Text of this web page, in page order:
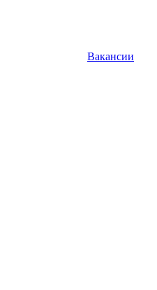
Вакансии